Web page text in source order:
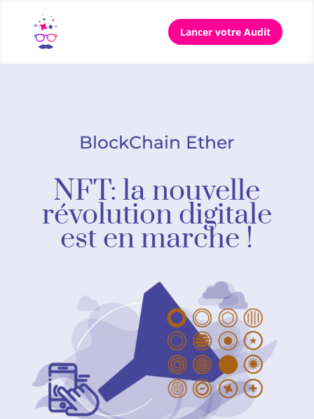
Lancer votre Audit
BlockChain Ether
NFT: la nouvelle
révolution digitale
est en marche !